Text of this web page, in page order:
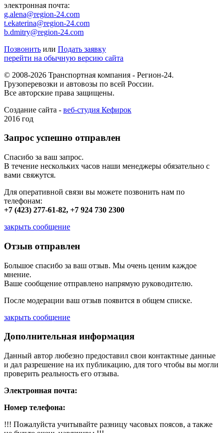
электронная почта:
g.alena@region-24.com
t.ekaterina@region-24.com
b.dmitry@region-24.com
Позвонить или Подать заявку
перейти на обычную версию сайта
© 2008-2026 Транспортная компания - Регион-24.
Грузоперевозки и автовозы по всей России.
Все авторские права защищены.
Создание сайта - веб-студия Кефирок
2016 год
Запрос успешно отправлен
Спасибо за ваш запрос.
В течение нескольких часов наши менеджеры обязательно с
вами свяжутся.
Для оперативной связи вы можете позвонить нам по
телефонам:
+7 (423) 277-61-82, +7 924 730 2300
закрыть сообщение
Отзыв отправлен
Большое спасибо за ваш отзыв. Мы очень ценим каждое
мнение.
Ваше сообщение отправлено напрямую руководителю.
После модерации ваш отзыв появится в общем списке.
закрыть сообщение
Дополнительная информация
Данный автор любезно предоставил свои контактные данные
и дал разрешение на их публикацию, для того чтобы вы могли
проверить реальность его отзыва.
Электронная почта:
Номер телефона:
!!! Пожалуйста учитывайте разницу часовых поясов, а также